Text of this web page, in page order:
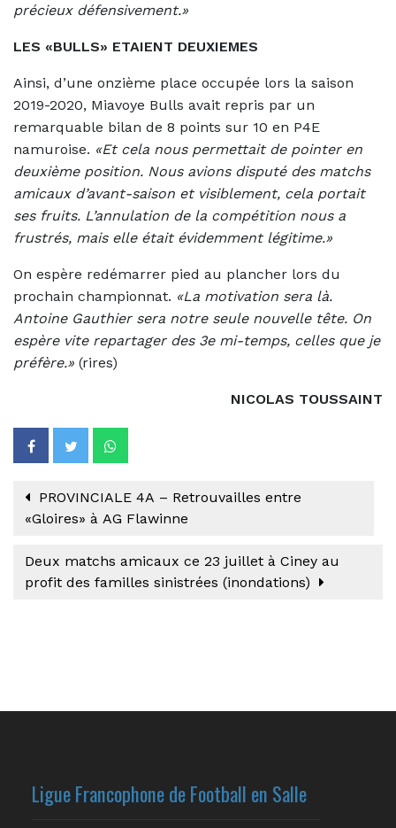
précieux défensivement.»
LES «BULLS» ETAIENT DEUXIEMES
Ainsi, d’une onzième place occupée lors la saison
2019-2020, Miavoye Bulls avait repris par un
remarquable bilan de 8 points sur 10 en P4E
namuroise. «Et cela nous permettait de pointer en
deuxième position. Nous avions disputé des matchs
amicaux d’avant-saison et visiblement, cela portait
ses fruits. L’annulation de la compétition nous a
frustrés, mais elle était évidemment légitime.»
On espère redémarrer pied au plancher lors du
prochain championnat. «La motivation sera là.
Antoine Gauthier sera notre seule nouvelle tête. On
espère vite repartager des 3e mi-temps, celles que je
préfère.» (rires)
NICOLAS TOUSSAINT
PROVINCIALE 4A – Retrouvailles entre
«Gloires» à AG Flawinne
Deux matchs amicaux ce 23 juillet à Ciney au
profit des familles sinistrées (inondations)
Ligue Francophone de Football en Salle